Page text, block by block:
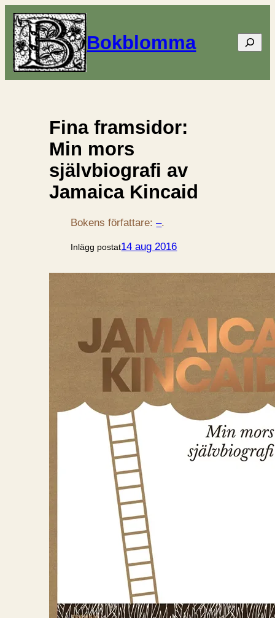
Bokblomma Sök
Fina framsidor:
Min mors
självbiografi av
Jamaica Kincaid
Bokens författare:–.
Inlägg postat14 aug 2016